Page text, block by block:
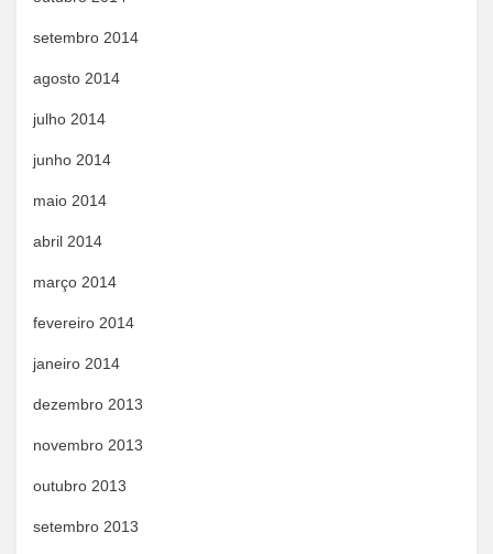
setembro 2014
agosto 2014
julho 2014
junho 2014
maio 2014
abril 2014
março 2014
fevereiro 2014
janeiro 2014
dezembro 2013
novembro 2013
outubro 2013
setembro 2013